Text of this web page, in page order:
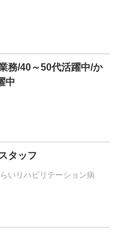
務/40～50代活躍中/か
中
タッフ
いリハビリテーション病